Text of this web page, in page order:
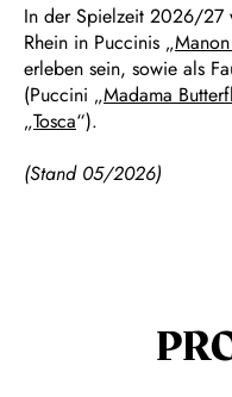
In der Spielzeit 2026/27
Rhein in Puccinis „
erleben sein, sowie als
(Puccini „Madama
„Tosca“).
(Stand 05/2026)